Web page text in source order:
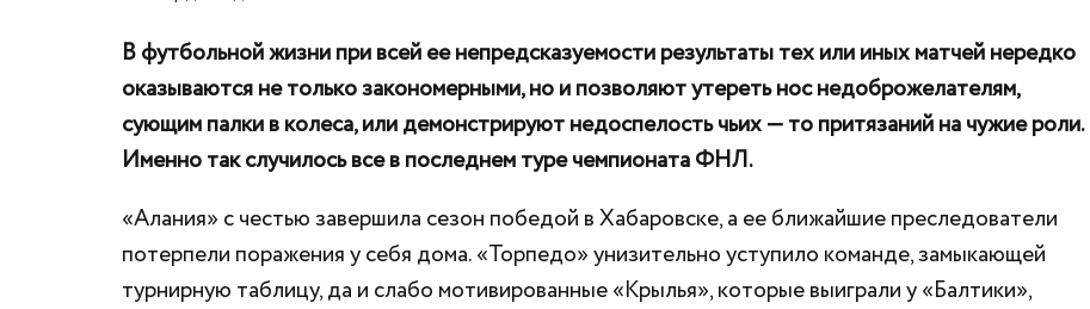
В футбольной жизни при всей ее непредсказуемости результаты тех или иных матчей нередко
оказываются не только закономерными, но и позволяют утереть нос недоброжелателям,
сующим палки в колеса, или демонстрируют недоспелость чьих — то притязаний на чужие роли.
Именно так случилось все в последнем туре чемпионата ФНЛ.
«Алания» с честью завершила сезон победой в Хабаровске, а ее ближайшие преследователи
потерпели поражения у себя дома. «Торпедо» унизительно уступило команде, замыкающей
турнирную таблицу, да и слабо мотивированные «Крылья», которые выиграли у «Балтики»,